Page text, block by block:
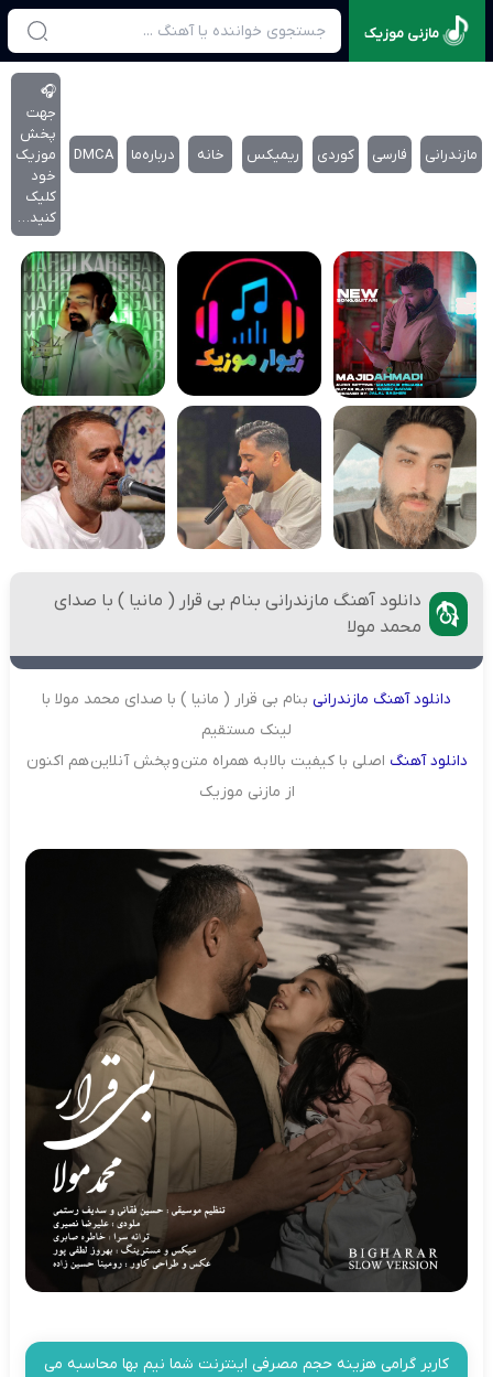
مازنی موزیک
مازندرانی فارسی کوردی ریمیکس خانه درباره‌‌ما DMCA
🎧
جهت
پخش
موزیک
خود
کلیک
کنید…
دانلود آهنگ مازندرانی بنام بی قرار ( مانیا ) با صدای
محمد مولا
دانلودآهنگ مازندرانی بنام بی قرار ( مانیا ) با صدای محمد مولا با
لینک مستقیم
دانلودآهنگ اصلی با کیفیت بالا به همراه متن و پخش آنلاین هم اکنون
از مازنی موزیک
کاربر گرامی هزینه حجم مصرفی اینترنت شما نیم بها محاسبه می